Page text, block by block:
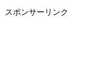
スポンサーリンク